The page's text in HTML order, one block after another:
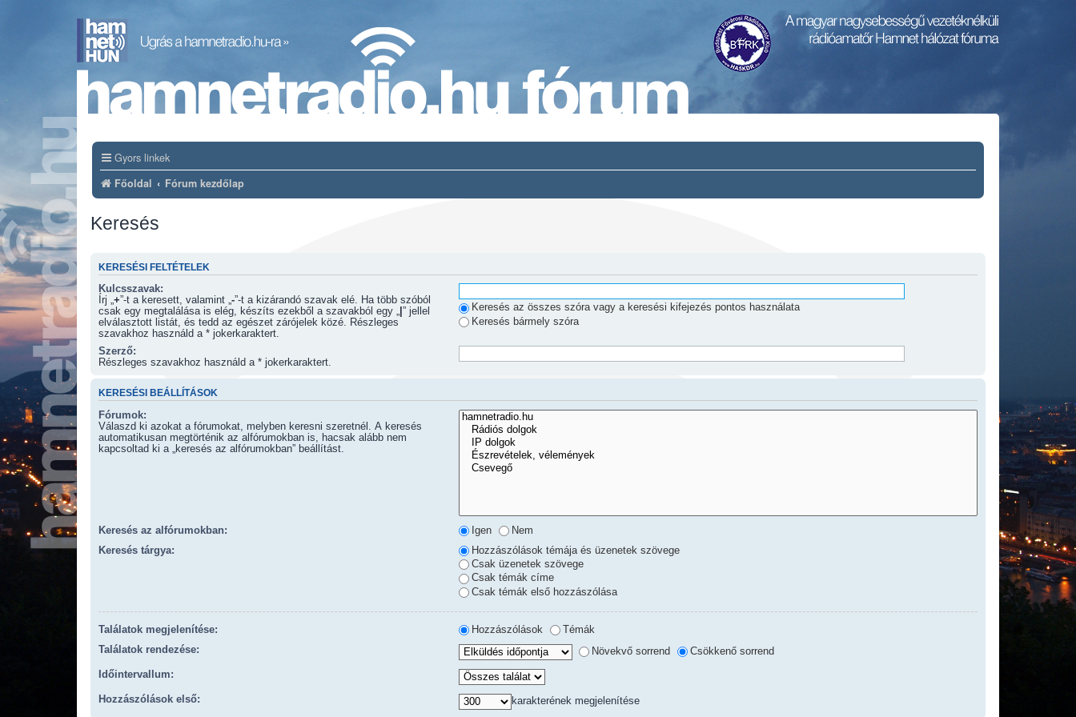
Gyors linkek
Főoldal Fórum kezdőlap
Keresés
KERESÉSI FELTÉTELEK
Kulcsszavak:
Írj „+”-t a keresett, valamint „-”-t a kizárandó szavak elé. Ha több szóból
csak egy megtalálása is elég, készíts ezekből a szavakból egy „ |” jellel
elválasztott listát, és tedd az egészet zárójelek közé. Részleges
szavakhoz használd a * jokerkaraktert.
Keresés az összes szóra vagy a keresési kifejezés pontos használata
Keresés bármely szóra
Szerző:
Részleges szavakhoz használd a * jokerkaraktert.
KERESÉSI BEÁLLÍTÁSOK
Fórumok:
Válaszd ki azokat a fórumokat, melyben keresni szeretnél. A keresés
automatikusan megtörténik az alfórumokban is, hacsak alább nem
kapcsoltad ki a „keresés az alfórumokban” beállítást.
Keresés az alfórumokban: Igen
Nem
Keresés tárgya:
Hozzászólások témája és üzenetek szövege
Csak üzenetek szövege
Csak témák címe
Csak témák első hozzászólása
Találatok megjelenítése: Hozzászólások
Témák
Találatok rendezése:
Növekvő sorrend Csökkenő sorrend
Időintervallum:
Hozzászólások első: karakterének megjelenítése